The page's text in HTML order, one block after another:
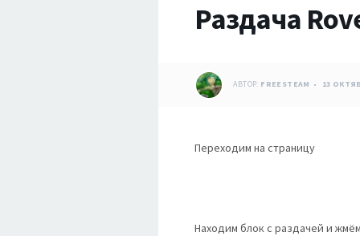
Раздача
АВТОР: FREESTEAM 13
Переходим на страницу
Находим блок с раздачей и